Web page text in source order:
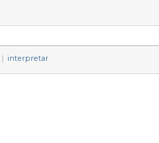
| interpretar